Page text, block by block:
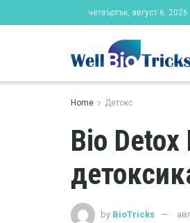
четвъртък, август 6, 2026
Home Детокс
Bio
by BioTricks